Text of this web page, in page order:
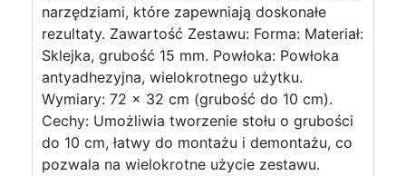
narzędziami, które zapewniają doskonałe
rezultaty. Zawartość Zestawu: Forma: Materiał:
Sklejka, grubość 15 mm. Powłoka: Powłoka
antyadhezyjna, wielokrotnego użytku.
Wymiary: 72 x 32 cm (grubość do 10 cm).
Cechy: Umożliwia tworzenie stołu o grubości
do 10 cm, łatwy do montażu i demontażu, co
pozwala na wielokrotne użycie zestawu.